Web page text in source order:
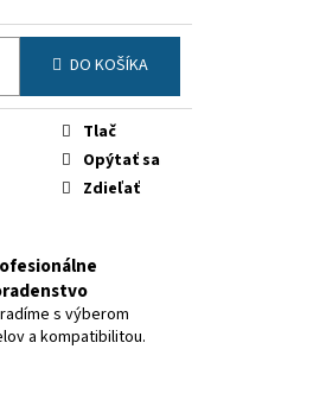
DO KOŠÍKA
Tlač
Opýtať sa
Zdieľať
s výberom
a kompatibilitou.